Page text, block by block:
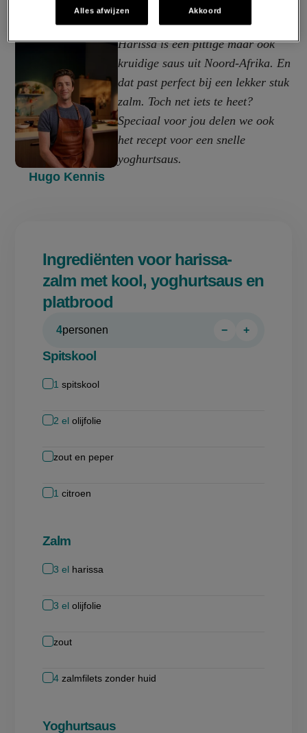
Hugo Kennis
Harissa is een pittige maar ook
kruidige saus uit Noord-Afrika. En
dat past perfect bij een lekker stuk
zalm. Toch net iets te heet?
Speciaal voor jou delen we ook
het recept voor een snelle
yoghurtsaus.
Ingrediënten voor harissa-
zalm met kool, yoghurtsaus en
platbrood
4personen
Persoon
−
Persoon
+
Spitskool
1 spitskool
2 el olijfolie
zout en peper
1 citroen
Zalm
3 el harissa
3 el olijfolie
zout
4 zalmfilets zonder huid
Yoghurtsaus
Alles afwijzen Akkoord